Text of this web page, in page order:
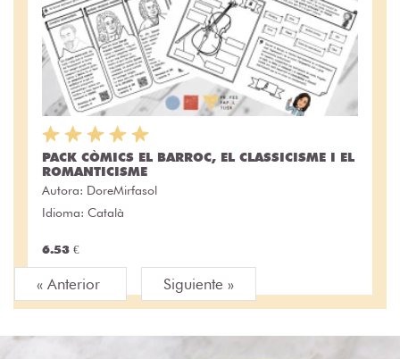
PACK CÒMICS EL BARROC, EL CLASSICISME I EL
ROMANTICISME
Autora: DoreMirfasol
Idioma: Català
6.53 €
« Anterior Siguiente »